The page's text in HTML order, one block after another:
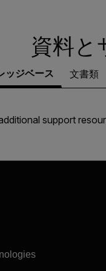
資料と
ッジベース 文書類
support